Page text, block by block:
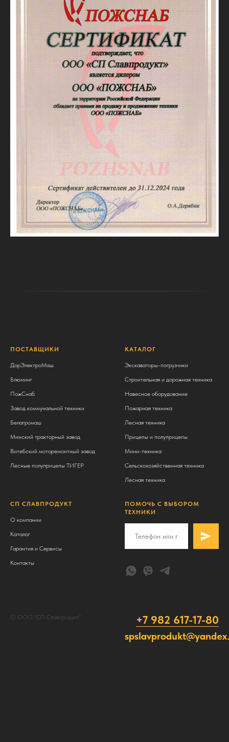
ПОСТАВЩИКИ
ДорЭлектроМаш
Блюминг
ПожСнаб
Завод коммунальной техники
Белагромаш
Минский тракторный завод
Витебский моторемонтный завод
Лесные полуприцепы ТИГЕР
КАТАЛОГ
Экскаваторы-погрузчики
Строительная и дорожная техника
Навесное оборудование
Пожарная техника
Лесная техника
Прицепы и полуприцепы
Мини-техника
Сельскохозяйственная техника
Лесная техника
СП СЛАВПРОДУКТ
О компании
Каталог
Гарантия и Сервисы
Контакты
ПОМОЧЬ С ВЫБОРОМ
ТЕХНИКИ
© ООО "СП Славпродукт" +7 982 617-17-80